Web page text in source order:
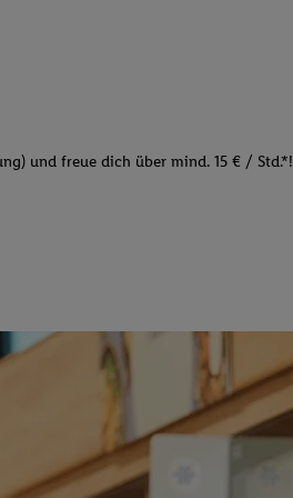
und freue dich über mind. 15 € / Std.*!